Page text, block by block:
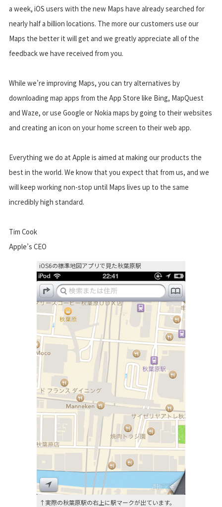
a week, iOS users with the new Maps have already searched for
nearly half a billion locations. The more our customers use our
Maps the better it will get and we greatly appreciate all of the
feedback we have received from you.
While we’re improving Maps, you can try alternatives by
downloading map apps from the App Store like Bing, MapQuest
and Waze, or use Google or Nokia maps by going to their websites
and creating an icon on your home screen to their web app.
Everything we do at Apple is aimed at making our products the
best in the world. We know that you expect that from us, and we
will keep working non-stop until Maps lives up to the same
incredibly high standard.
Tim Cook
Apple’s CEO
iOS6の標準地図アプリで見た秋葉原駅
↑実際の秋葉原駅の右上に駅マークが出ています。